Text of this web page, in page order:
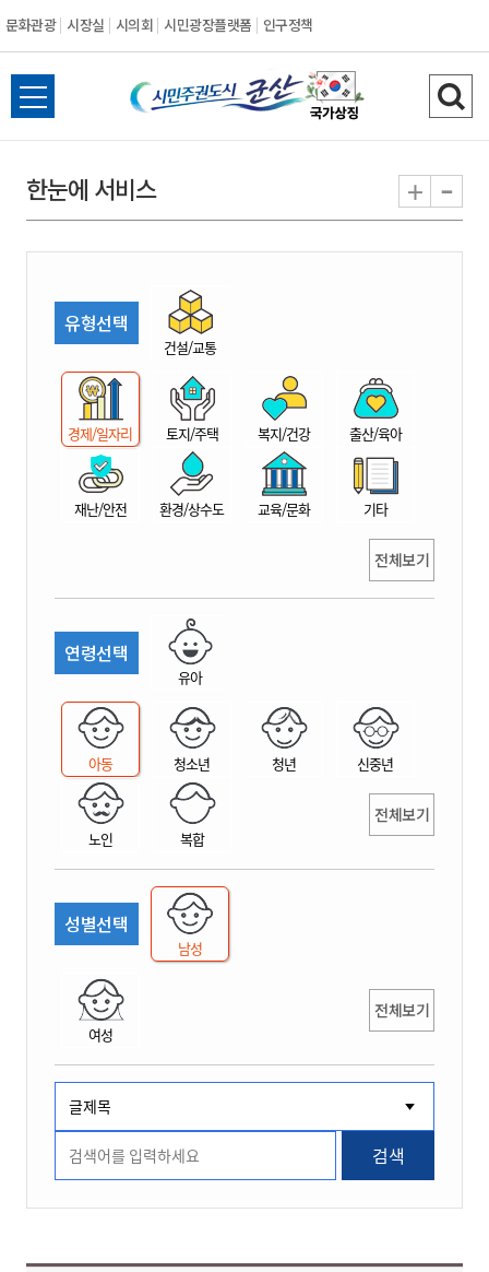
문화관광 시장실 시의회 시민광장플랫폼 인구정책
시
민
권
시
산
전
체
뉴
열
검
색
기
한눈에 서비스 + -
유형선택
건설/교통
경제/일자리 토지/주택 복지/건강 출산/육아
재난/안전 환경/상수도 교육/문화 기타
전체보기
연령선택
유아
아동 청소년 청년 신중년
노인 복합
전체보기
성별선택
남성
여성
전체보기
검색